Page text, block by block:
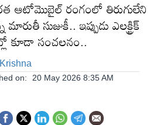
ఆటోమొబైల్ రంగంలో తిరుగులేని
సుజుకీ.. ఇప్పుడు ఎలక్ట్రిక్
కూడా సంచలనం..
on: 20 May 2026 8:35 AM